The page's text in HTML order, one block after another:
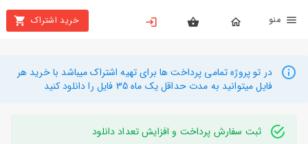
خرید اشتراک
بستن
محصولات
تهیه
راهنما
در تو پروژه تمامی پرداخت ها برای تهیه اشتراک میباشد با خرید هر
فایل میتوانید به مدت حداقل یک ماه 35 فایل را دانلود کنید
ثبت سفارش پرداخت و افزایش تعداد دانلود